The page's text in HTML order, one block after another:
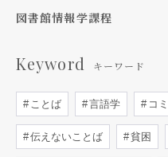
図書館情報学課程
Keyword キーワード
ことば 言語学 コ
伝えないことば 貧困